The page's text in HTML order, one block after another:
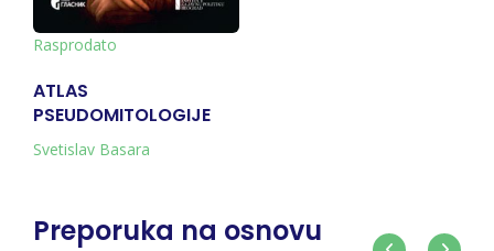
Rasprodato
ATLAS
PSEUDOMITOLOGIJE
Svetislav Basara
Preporuka na osnovu